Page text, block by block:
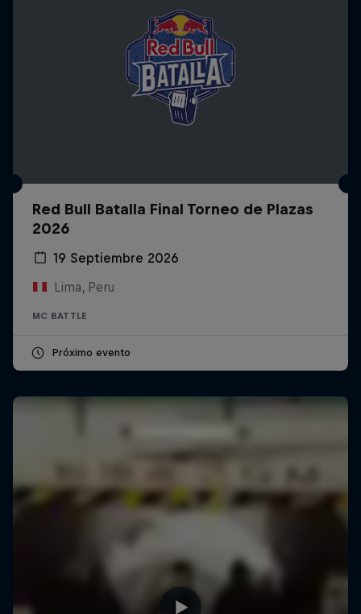
Red Bull Batalla Final Torneo de Plazas
2026
19 Septiembre 2026
Lima, Peru
MC BATTLE
Próximo evento